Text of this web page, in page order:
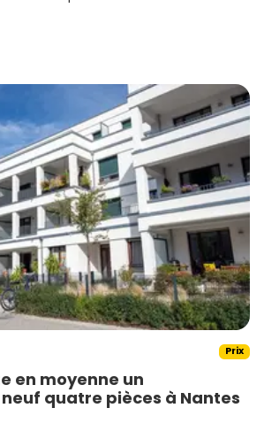
Prix
en moyenne un
quatre pièces à Nantes